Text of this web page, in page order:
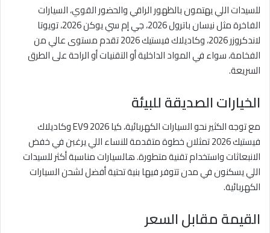
للسيدات اللي يهتمون بالظهور الراقي والحضور القوي، السيارات
الفاخرة مثل نيسان باترول 2026، جي إم سي يوكن 2026، تويوتا
لاندكروزر 2026، وكاديلاك فيستيك 2026 تقدم مستوى عالي من
الفخامة، سواء في المواد الداخلية أو التقنيات أو الراحة على الطرق
السريعة.
الخيارات الصديقة للبيئة
مع توجه الكثير نحو السيارات الكهربائية، كيا EV9 2026 وكاديلاك
فيستيك 2026 تمثلان خطوة متقدمة للنساء اللي يرغبن في خفض
الانبعاثات واستخدام تقنية متطورة. هالسيارات مناسبة أكثر للسيدات
اللي يسكنون في مدن تتوفر فيها بنية تحتية أفضل لشحن السيارات
الكهربائية.
القيمة مقابل السعر